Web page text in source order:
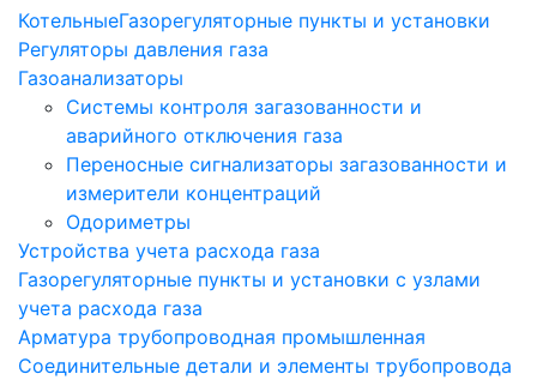
КотельныеГазорегуляторные пункты и установки
Регуляторы давления газа
Газоанализаторы
Системы контроля загазованности и
аварийного отключения газа
Переносные сигнализаторы загазованности и
измерители концентраций
Одориметры
Устройства учета расхода газа
Газорегуляторные пункты и установки с узлами
учета расхода газа
Арматура трубопроводная промышленная
Соединительные детали и элементы трубопровода